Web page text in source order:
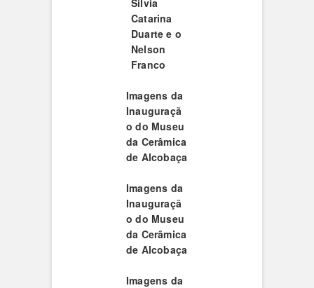
Silvia
Catarina
Duarte e o
Nelson
Franco
Imagens da
Inauguraçã
o do Museu
da Cerâmica
de Alcobaça
Imagens da
Inauguraçã
o do Museu
da Cerâmica
de Alcobaça
Imagens da